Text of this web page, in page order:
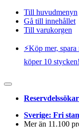
Till huvudmenyn
Gå till innehållet
Till varukorgen
⚡️Köp mer,
köper 10
Sverige: Fri
Mer än 11.100